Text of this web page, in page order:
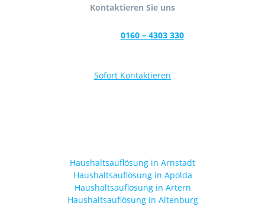
Kontaktieren Sie uns
0160 – 4303 330
Sofort Kontaktieren
Haushaltsauflösung in Arnstadt
Haushaltsauflösung in Apolda
Haushaltsauflösung in Artern
Haushaltsauflösung in Altenburg